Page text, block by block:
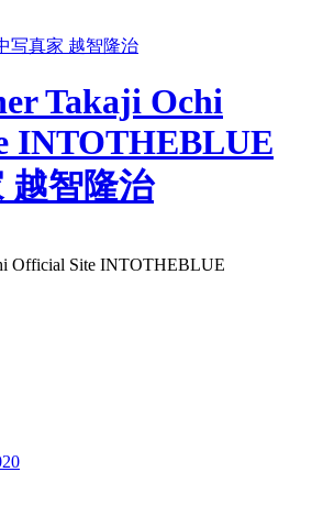
Takaji Ochi
INTOTHEBLUE
越智隆治
Official Site INTOTHEBLUE